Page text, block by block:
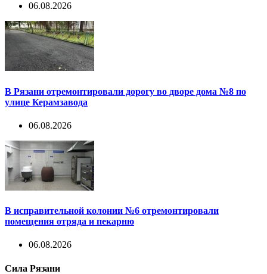
06.08.2026
В Рязани отремонтировали дорогу во дворе дома №8 по
улице Керамзавода
06.08.2026
В исправительной колонии №6 отремонтировали
помещения отряда и пекарню
06.08.2026
Сила Рязани